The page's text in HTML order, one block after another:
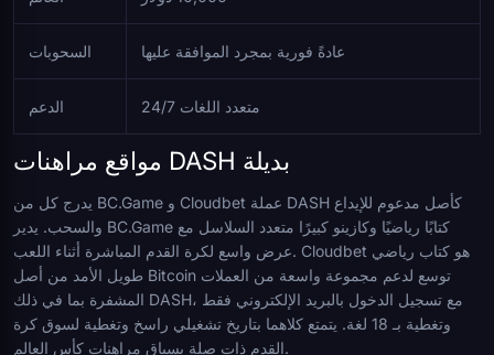
السحوبات عادةً فورية بمجرد الموافقة عليها
الدعم متعدد اللغات 24/7
مواقع مراهنات DASH بديلة
يدرج كل من BC.Game و Cloudbet عملة DASH كأصل مدعوم للإيداع
والسحب. يدير BC.Game كتابًا رياضيًا وكازينو كبيرًا متعدد السلاسل مع
عرض واسع لكرة القدم المباشرة أثناء اللعب. Cloudbet هو كتاب رياضي
طويل الأمد من أصل Bitcoin توسع لدعم مجموعة واسعة من العملات
المشفرة بما في ذلك DASH، مع تسجيل الدخول بالبريد الإلكتروني فقط
وتغطية بـ 18 لغة. يتمتع كلاهما بتاريخ تشغيلي راسخ وتغطية لسوق كرة
القدم ذات صلة بسياق مراهنات كأس العالم.